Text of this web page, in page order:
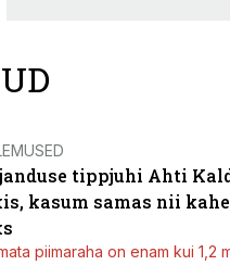
tippjuhi Ahti
kasum samas nii
piimaraha on enam kui 1,2